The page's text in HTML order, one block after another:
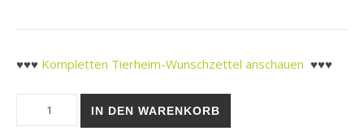
♥♥♥ Kompletten Tierheim-Wunschzettel anschauen ♥♥♥
Tierheim Roggendorf | Feliway® Classic Nachfüllflakon, 48ml
IN DEN WARENKORB